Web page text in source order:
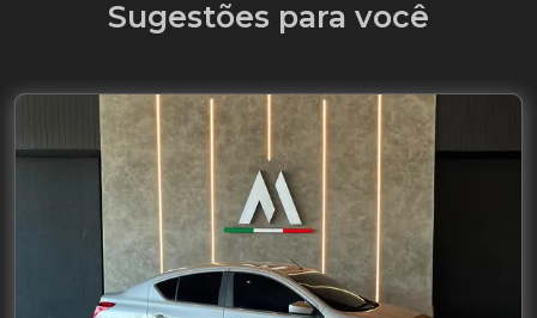
Sugestões para você